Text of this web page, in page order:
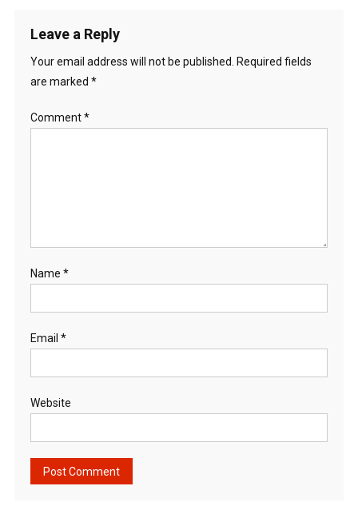
Leave a Reply
Your email address will not be published.
Required fields
are marked *
Comment*
Name *
Email *
Website